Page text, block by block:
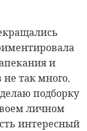
и
так много,
подборку
личном
интересный